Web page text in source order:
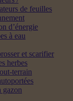
de feuilles
d’énergie
à eau
et scarifier
herbes
terrain
gazon